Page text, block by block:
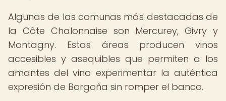
Algunas de las comunas más destacadas de
la Côte Chalonnaise son Mercurey, Givry y
Montagny. Estas áreas producen vinos
accesibles y asequibles que permiten a los
amantes del vino experimentar la auténtica
expresión de Borgoña sin romper el banco.